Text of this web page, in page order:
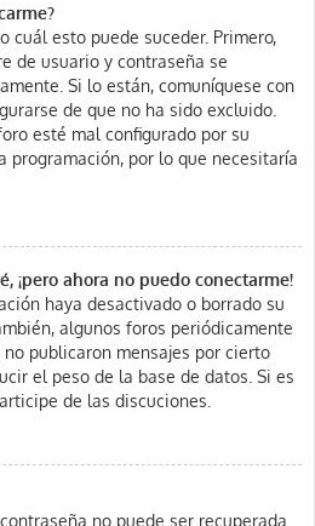
cuál esto puede suceder. Primero,
de usuario y contraseña se
Si lo están, comuníquese con
de que no ha sido excluido.
esté mal configurado por su
por lo que necesitaría
¡pero ahora no puedo conectarme!
haya desactivado o borrado su
algunos foros periódicamente
publicaron mensajes por cierto
el peso de la base de datos. Si es
de las discuciones.
no puede ser recuperada